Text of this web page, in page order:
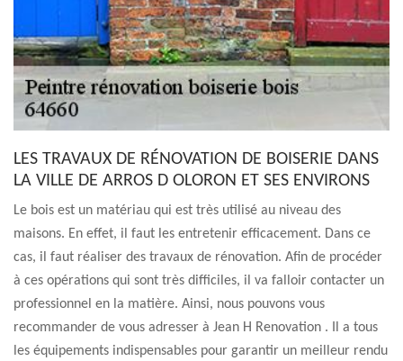
LES TRAVAUX DE RÉNOVATION DE BOISERIE DANS
LA VILLE DE ARROS D OLORON ET SES ENVIRONS
Le bois est un matériau qui est très utilisé au niveau des
maisons. En effet, il faut les entretenir efficacement. Dans ce
cas, il faut réaliser des travaux de rénovation. Afin de procéder
à ces opérations qui sont très difficiles, il va falloir contacter un
professionnel en la matière. Ainsi, nous pouvons vous
recommander de vous adresser à Jean H Renovation . Il a tous
les équipements indispensables pour garantir un meilleur rendu